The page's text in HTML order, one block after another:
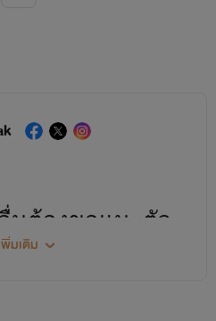
การตายของพิมพ์ดาว เพื่อที่เธอ
ลดา
นต้องขอแนะตัว
Punrak คือ
พิ่มเติม